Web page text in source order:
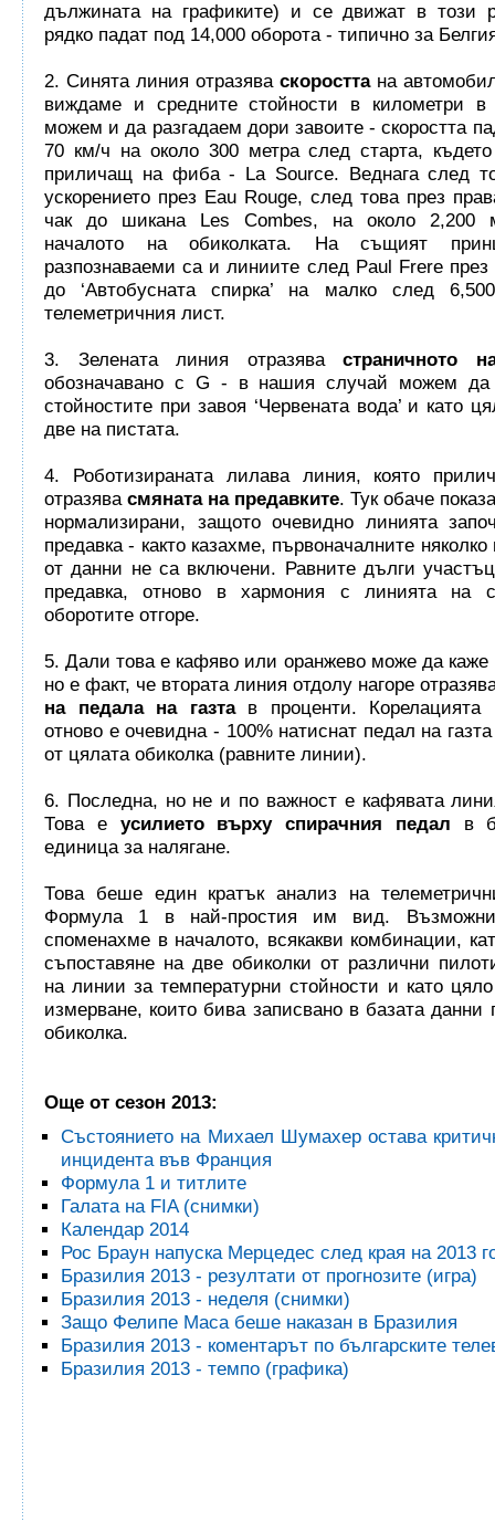
дължината на графиките) и се движат в този
рядко падат под 14,000 оборота - типично за
2. Синята линия отразява скоросттана
виждаме и средните стойности в километри в
можем и да разгадаем дори завоите - скоростта
70 км/ч на около 300 метра след старта,
приличащ на фиба - La Source. Веднага след
ускорението през Eau Rouge, след това през
чак до шикана Les Combes, на около 2,200
началото на обиколката. На същият
разпознаваеми са и линиите след Paul Frere през
до ‘Автобусната спирка’ на малко след
телеметричния лист.
3. Зелената линия отразявастраничното
обозначавано с G - в нашия случай можем да
стойностите при завоя ‘Червената вода’ и като
две на пистата.
4. Роботизираната лилава линия, която
отразявасмяната на предавките. Тук обаче
нормализирани, защото очевидно линията
предавка - както казахме, първоначалните
от данни не са включени. Равните дълги
предавка, отново в хармония с линията на
оборотите отгоре.
5. Дали това е кафяво или оранжево може да каже
но е факт, че втората линия отдолу нагоре
на педала на газтав проценти. Корелацията
отново е очевидна - 100% натиснат педал на
от цялата обиколка (равните линии).
6. Последна, но не и по важност е кафявата
Това е усилието върху спирачния педал в
единица за налягане.
Това беше един кратък анализ на
Формула 1 в най-простия им вид.
споменахме в началото, всякакви комбинации,
съпоставяне на две обиколки от различни
на линии за температурни стойности и като
измерване, които бива записвано в базата данни
обиколка.
Още от сезон 2013:
Състоянието на Михаел Шумахер остава
инцидента във Франция
Формула 1 и титлите
Галата на FIA (снимки)
Календар 2014
Рос Браун напуска Мерцедес след края на 2013
Бразилия 2013 - резултати от прогнозите (игра)
Бразилия 2013 - неделя (снимки)
Защо Фелипе Маса беше наказан в Бразилия
Бразилия 2013 - коментарът по българските
Бразилия 2013 - темпо (графика)